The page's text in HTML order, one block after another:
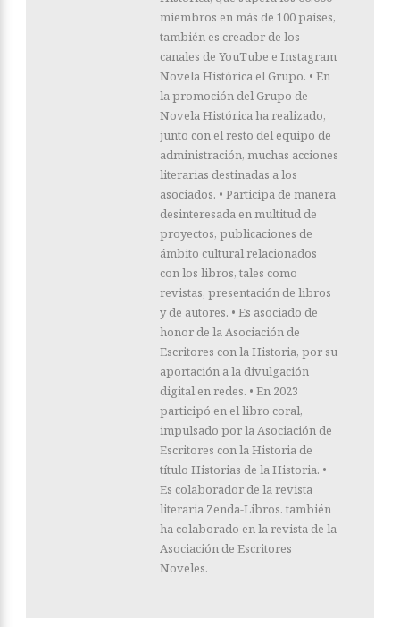
miembros en más de 100 países,
también es creador de los
canales de YouTube e Instagram
Novela Histórica el Grupo. • En
la promoción del Grupo de
Novela Histórica ha realizado,
junto con el resto del equipo de
administración, muchas acciones
literarias destinadas a los
asociados. • Participa de manera
desinteresada en multitud de
proyectos, publicaciones de
ámbito cultural relacionados
con los libros, tales como
revistas, presentación de libros
y de autores. • Es asociado de
honor de la Asociación de
Escritores con la Historia, por su
aportación a la divulgación
digital en redes. • En 2023
participó en el libro coral,
impulsado por la Asociación de
Escritores con la Historia de
título Historias de la Historia. •
Es colaborador de la revista
literaria Zenda-Libros. también
ha colaborado en la revista de la
Asociación de Escritores
Noveles.